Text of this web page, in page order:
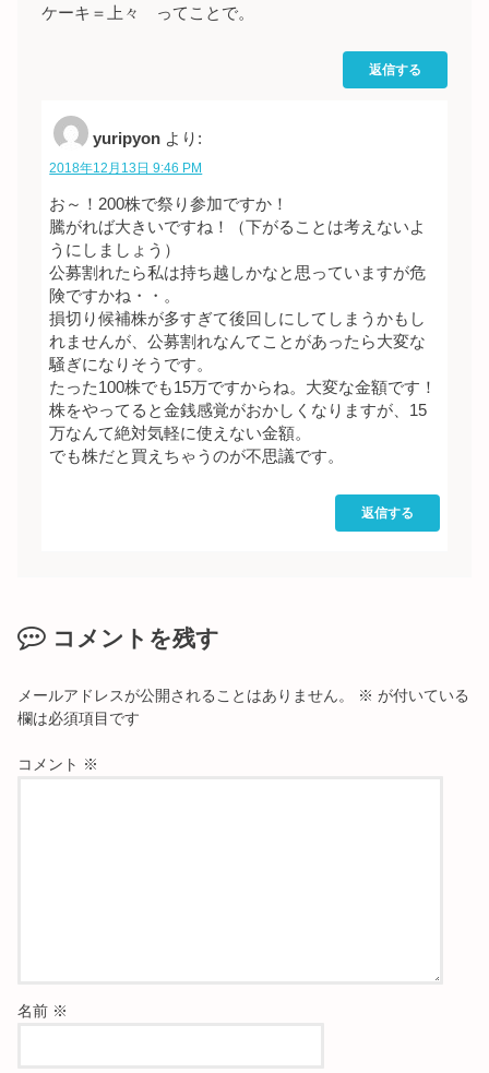
ケーキ＝上々 ってことで。
返信する
yuripyon より:
2018年12月13日 9:46 PM
お～！200株で祭り参加ですか！
騰がれば大きいですね！（下がることは考えないよ
うにしましょう）
公募割れたら私は持ち越しかなと思っていますが危
険ですかね・・。
損切り候補株が多すぎて後回しにしてしまうかもし
れませんが、公募割れなんてことがあったら大変な
騒ぎになりそうです。
たった100株でも15万ですからね。大変な金額です！
株をやってると金銭感覚がおかしくなりますが、15
万なんて絶対気軽に使えない金額。
でも株だと買えちゃうのが不思議です。
返信する
コメントを残す
メールアドレスが公開されることはありません。 ※ が付いている
欄は必須項目です
コメント ※
名前 ※